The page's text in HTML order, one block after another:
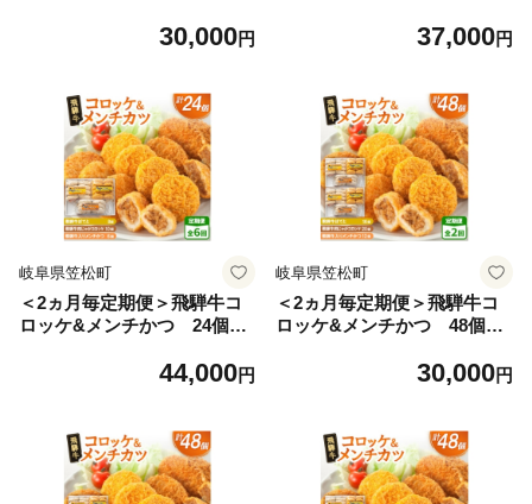
30,000円 37,000円
岐阜県笠松町
＜2ヵ月毎定期便＞飛騨牛コ
ロッケ&メンチかつ 24個
44,000円
岐阜県笠松町
＜2ヵ月毎定期便＞飛騨牛コ
ロッケ&メンチかつ 48個
30,000円